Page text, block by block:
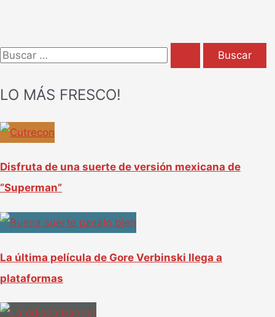
B
a
r
LO MÁS FRESCO!
Disfruta de una suerte de versión mexicana de
“Superman”
La última película de Gore Verbinski llega a
plataformas